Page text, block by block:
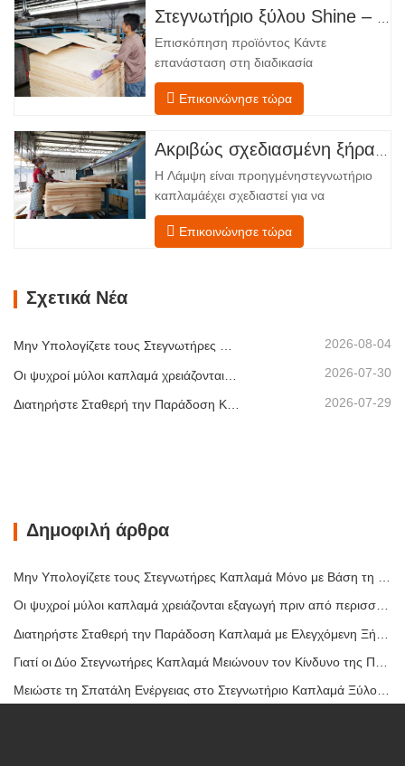
από την τροφοδοσία έως την
εκφόρτωση. Τμήμα Τροφοδοσίας –
Εξοπλισμένο με έναν μεταφορέα
τροφοδοσίας και έναν μηχανισμό…
Επισκόπηση προϊόντος Κάντε
επανάσταση στη διαδικασία
στεγνώματος του καπλαμά σας με την
προηγμένη τεχνολογία Shenghuai Ο
καπλαμά αντιπροσωπεύει μια σημαντική
ανακάλυψη καπλαμάς ξύλουτεχνολογία
επεξεργασίας. Σχεδιασμένο για
κατασκευαστές κόντρα πλακέ,
εργοστάσια καπλαμά…
Επικοινώνησε τώρα
Η Λάμψη είναι προηγμένηστεγνωτήριο
καπλαμάέχει σχεδιαστεί για να
αντιμετωπίζει τις πιο συνηθισμένες
προκλήσεις σεστέγνωμα καπλαμά:
επιστήμη…
Επικοινώνησε τώρα
Σχετικά Νέα
Μην Υπολογίζετε τους Στεγνωτήρες Καπλαμά Μόνο με Βάση τη Χωρητικότητα 2026-08-04
2026-07-30
2026-07-29
Δημοφιλή άρθρα
Οι ψυχροί μύλοι καπλαμά χρειάζονται εξαγωγή πριν από περισσότερη θερμότητα
Μειώστε τη Σπατάλη Ενέργειας στο Στεγνωτήριο Καπλαμά Ξύλου – Συμβουλές για Στεγνωτήριο Ξύλου